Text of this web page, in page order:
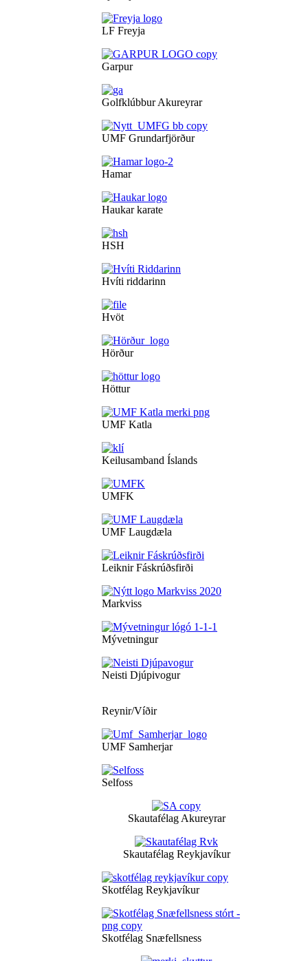
LF Freyja
Garpur
Golfklúbbur Akureyrar
UMF Grundarfjörður
Hamar
Haukar karate
HSH
Hvíti riddarinn
Hvöt
Hörður
Höttur
UMF Katla
Keilusamband Íslands
UMFK
UMF Laugdæla
Leiknir Fáskrúðsfirði
Markviss
Mývetningur
Neisti Djúpivogur
Reynir/Víðir
UMF Samherjar
Selfoss
Skautafélag Akureyrar
Skautafélag Reykjavíkur
Skotfélag Reykjavíkur
Skotfélag Snæfellsness